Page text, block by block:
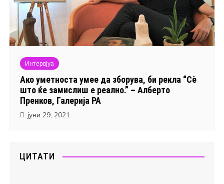
Интервјуа
Ако уметноста умее да зборува, би рекла “Сѐ
што ќе замислиш е реално.” – Алберто
Пренков, Галерија РА
јуни 29, 2021
ЦИТАТИ